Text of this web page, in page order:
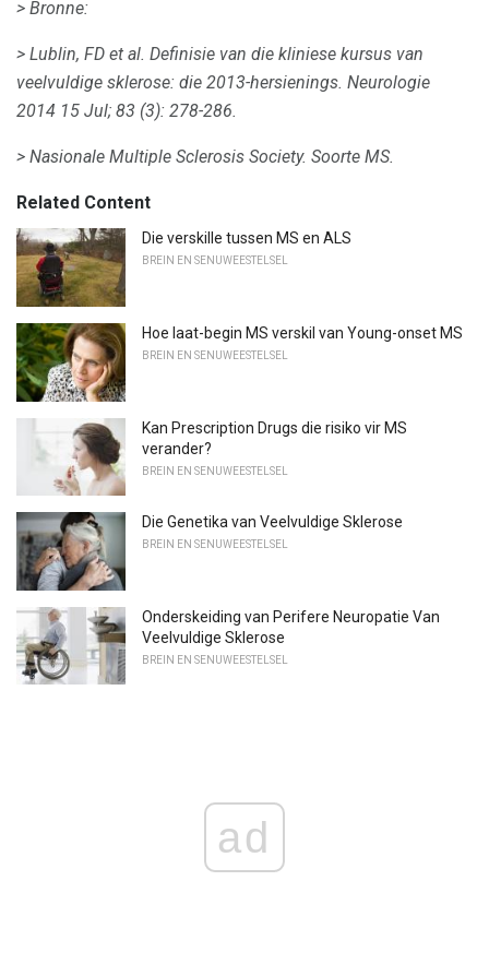
> Bronne:
> Lublin, FD et al. Definisie van die kliniese kursus van
veelvuldige sklerose: die 2013-hersienings. Neurologie
2014 15 Jul; 83 (3): 278-286.
> Nasionale Multiple Sclerosis Society. Soorte MS.
Related Content
Die verskille tussen MS en ALS
BREIN EN SENUWEESTELSEL
Hoe laat-begin MS verskil van Young-onset MS
BREIN EN SENUWEESTELSEL
Kan Prescription Drugs die risiko vir MS
verander?
BREIN EN SENUWEESTELSEL
Die Genetika van Veelvuldige Sklerose
BREIN EN SENUWEESTELSEL
Onderskeiding van Perifere Neuropatie Van
Veelvuldige Sklerose
BREIN EN SENUWEESTELSEL
ad